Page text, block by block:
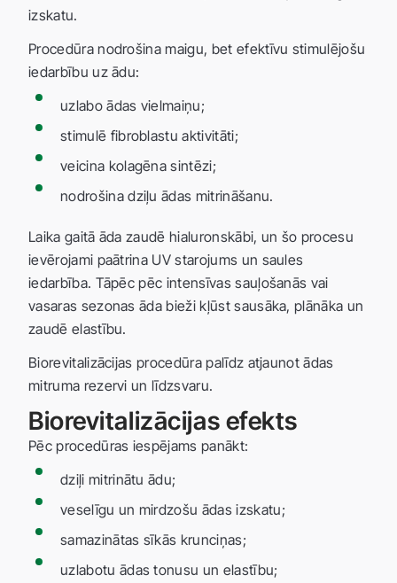
izskatu.
Procedūra nodrošina maigu, bet efektīvu stimulējošu
iedarbību uz ādu:
uzlabo ādas vielmaiņu;
stimulē fibroblastu aktivitāti;
veicina kolagēna sintēzi;
nodrošina dziļu ādas mitrināšanu.
Laika gaitā āda zaudē hialuronskābi, un šo procesu
ievērojami paātrina UV starojums un saules
iedarbība. Tāpēc pēc intensīvas sauļošanās vai
vasaras sezonas āda bieži kļūst sausāka, plānāka un
zaudē elastību.
Biorevitalizācijas procedūra palīdz atjaunot ādas
mitruma rezervi un līdzsvaru.
Biorevitalizācijas efekts
Pēc procedūras iespējams panākt:
dziļi mitrinātu ādu;
veselīgu un mirdzošu ādas izskatu;
samazinātas sīkās krunciņas;
uzlabotu ādas tonusu un elastību;